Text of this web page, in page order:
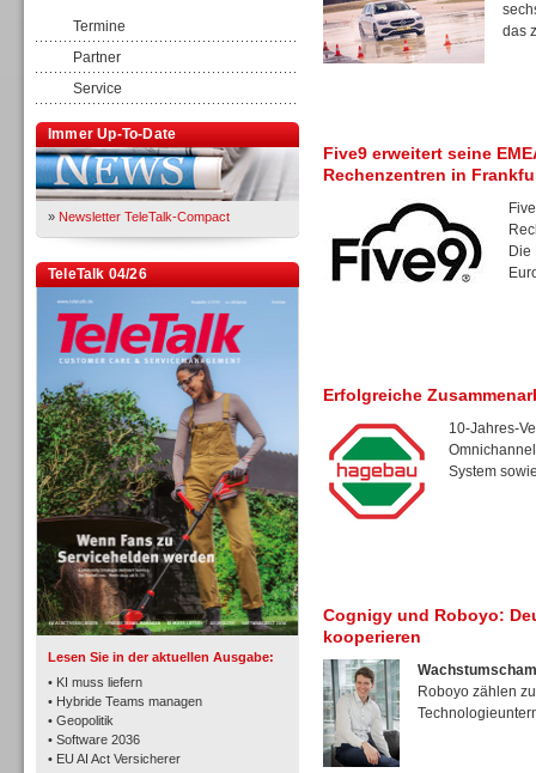
Termine
Partner
Service
Immer Up-To-Date
» Newsletter TeleTalk-Compact
TeleTalk 04/26
Lesen Sie in der aktuellen Ausgabe:
• KI muss liefern
• Hybride Teams managen
• Geopolitik
• Software 2036
• EU AI Act Versicherer
TK- und ACD-Systeme
Workforce-Management
das
Five9 erweitert seine
Rechenzentren in
Die
Erfolgreiche
10-Jahres-
System
Cognigy und Roboyo:
kooperieren
Roboyo zählen